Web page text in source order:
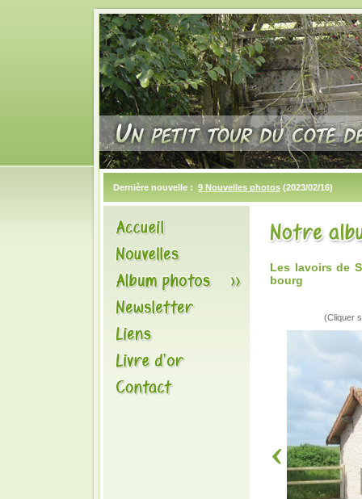
Dernière nouvelle : 9 Nouvelles photos (2023/02/16)
Les lavoirs de
bourg
(Cliquer